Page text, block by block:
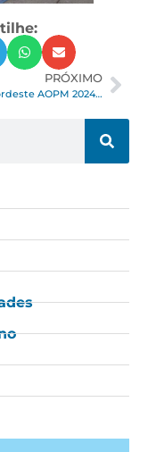
PRÓXIMO
Copa Nordeste AOPM 2024 – Lourival da Silva Vává